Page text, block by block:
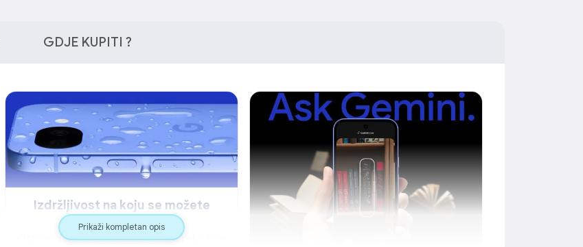
GDJE KUPITI ?
Izdržljivost na koju se možete
osloniti
Otpornost na vodu, prašinu i ogrebotine
Prikaži kompletan opis